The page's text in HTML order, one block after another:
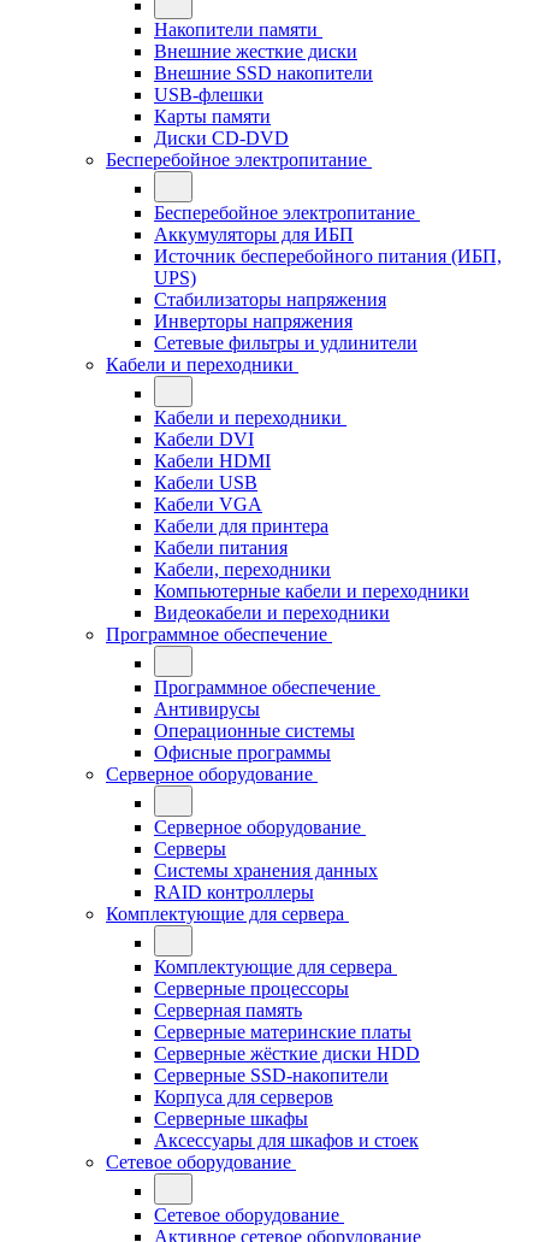
Накопители памяти
Внешние жесткие диски
Внешние SSD накопители
USB-флешки
Карты памяти
Диски CD-DVD
Бесперебойное электропитание
Бесперебойное электропитание
Аккумуляторы для ИБП
Источник бесперебойного питания (ИБП,
UPS)
Стабилизаторы напряжения
Инверторы напряжения
Сетевые фильтры и удлинители
Кабели и переходники
Кабели и переходники
Кабели DVI
Кабели HDMI
Кабели USB
Кабели VGA
Кабели для принтера
Кабели питания
Кабели, переходники
Компьютерные кабели и переходники
Видеокабели и переходники
Программное обеспечение
Программное обеспечение
Антивирусы
Операционные системы
Офисные программы
Серверное оборудование
Серверное оборудование
Серверы
Системы хранения данных
RAID контроллеры
Комплектующие для сервера
Комплектующие для сервера
Серверные процессоры
Серверная память
Серверные материнские платы
Серверные жёсткие диски HDD
Серверные SSD-накопители
Корпуса для серверов
Серверные шкафы
Аксессуары для шкафов и стоек
Сетевое оборудование
Сетевое оборудование
Активное сетевое оборудование